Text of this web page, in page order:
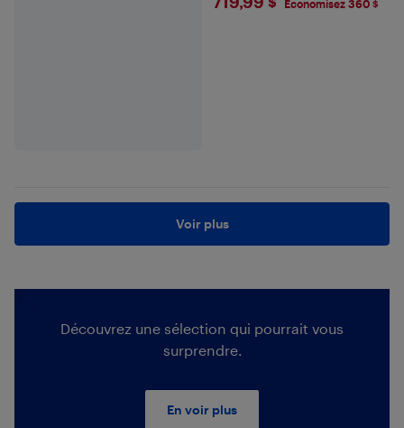
Économisez 360 $
Voir plus
Découvrez une sélection qui pourrait vous
surprendre.
En voir plus